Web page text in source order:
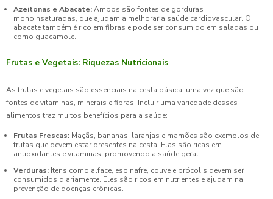
Azeitonas e Abacate:Ambos são fontes de gorduras
monoinsaturadas, que ajudam a melhorar a saúde cardiovascular. O
abacate também é rico em fibras e pode ser consumido em saladas ou
como guacamole.
Frutas e Vegetais: Riquezas Nutricionais
As frutas e vegetais são essenciais na cesta básica, uma vez que são
fontes de vitaminas, minerais e fibras. Incluir uma variedade desses
alimentos traz muitos benefícios para a saúde:
Frutas Frescas: Maçãs, bananas, laranjas e mamões são exemplos de
frutas que devem estar presentes na cesta. Elas são ricas em
antioxidantes e vitaminas, promovendo a saúde geral.
Verduras: Itens como alface, espinafre, couve e brócolis devem ser
consumidos diariamente. Eles são ricos em nutrientes e ajudam na
prevenção de doenças crônicas.